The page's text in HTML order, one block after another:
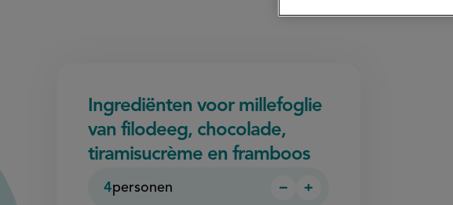
Ingrediënten voor millefoglie
van filodeeg, chocolade,
tiramisucrème en framboos
4personen
Persoon
−
Persoon
+